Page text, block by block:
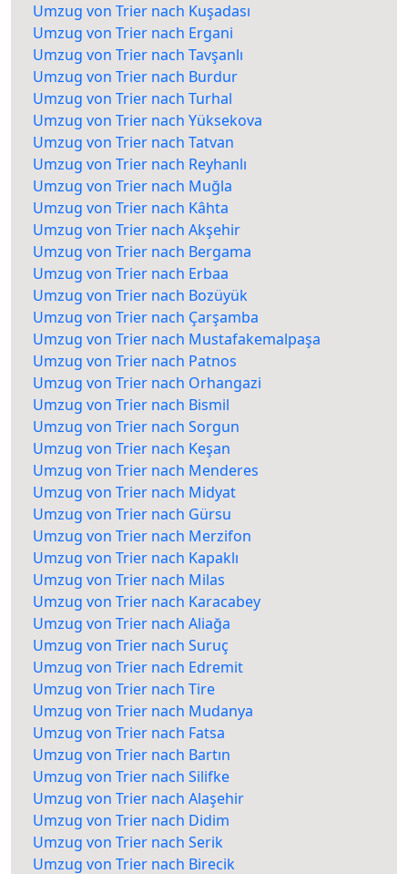
Umzug von Trier nach Kuşadası
Umzug von Trier nach Ergani
Umzug von Trier nach Tavşanlı
Umzug von Trier nach Burdur
Umzug von Trier nach Turhal
Umzug von Trier nach Yüksekova
Umzug von Trier nach Tatvan
Umzug von Trier nach Reyhanlı
Umzug von Trier nach Muğla
Umzug von Trier nach Kâhta
Umzug von Trier nach Akşehir
Umzug von Trier nach Bergama
Umzug von Trier nach Erbaa
Umzug von Trier nach Bozüyük
Umzug von Trier nach Çarşamba
Umzug von Trier nach Mustafakemalpaşa
Umzug von Trier nach Patnos
Umzug von Trier nach Orhangazi
Umzug von Trier nach Bismil
Umzug von Trier nach Sorgun
Umzug von Trier nach Keşan
Umzug von Trier nach Menderes
Umzug von Trier nach Midyat
Umzug von Trier nach Gürsu
Umzug von Trier nach Merzifon
Umzug von Trier nach Kapaklı
Umzug von Trier nach Milas
Umzug von Trier nach Karacabey
Umzug von Trier nach Aliağa
Umzug von Trier nach Suruç
Umzug von Trier nach Edremit
Umzug von Trier nach Tire
Umzug von Trier nach Mudanya
Umzug von Trier nach Fatsa
Umzug von Trier nach Bartın
Umzug von Trier nach Silifke
Umzug von Trier nach Alaşehir
Umzug von Trier nach Didim
Umzug von Trier nach Serik
Umzug von Trier nach Birecik